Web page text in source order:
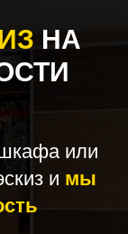
НА
или
и мы